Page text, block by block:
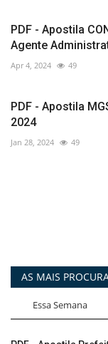
PDF - Apostila
Agente
Apr 4, 2024 49
PDF - Apostila
2024
Jan 28, 2024 49
AS MAIS
Essa Semana